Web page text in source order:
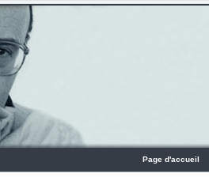
Page d'accueil